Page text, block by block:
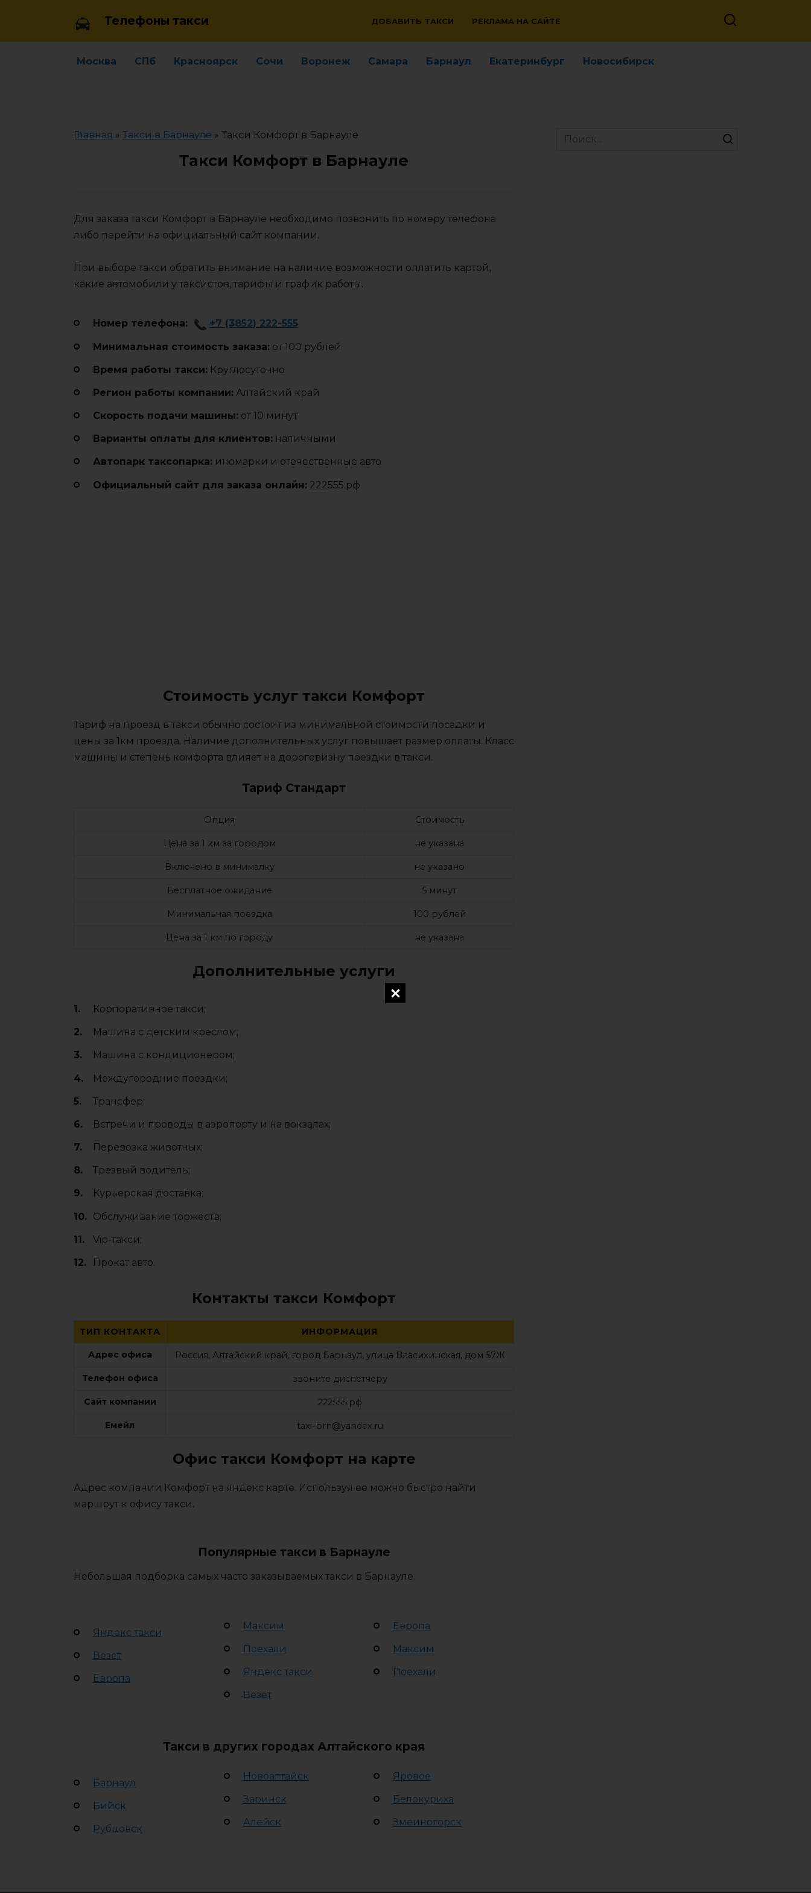
Телефоны такси ДОБАВИТЬ ТАКСИ РЕКЛАМА НА САЙТЕ
Москва СПб Красноярск Сочи Воронеж Самара Барнаул Екатеринбург Новосибирск
Главная » Такси в Барнауле » Такси Комфорт в Барнауле
Такси Комфорт в Барнауле
Для заказа такси Комфорт в Барнауле необходимо позвонить по номеру телефона
либо перейти на официальный сайт компании.
При выборе такси обратить внимание на наличие возможности оплатить картой,
какие автомобили у таксистов, тарифы и график работы.
Номер телефона: +7 (3852) 222-555
Минимальная стоимость заказа: от 100 рублей
Время работы такси: Круглосуточно
Регион работы компании: Алтайский край
Cкорость подачи машины: от 10 минут
Варианты оплаты для клиентов: наличными
Автопарк таксопарка: иномарки и отечественные авто
Официальный сайт для заказа онлайн: 222555.рф
Стоимость услуг такси Комфорт
Тариф на проезд в такси обычно состоит из минимальной стоимости посадки и
цены за 1км проезда. Наличие дополнительных услуг повышает размер оплаты. Класс
машины и степень комфорта влияет на дороговизну поездки в такси.
Тариф Стандарт
Опция Стоимость
Цена за 1 км за городом не указана
Включено в минималку не указано
Бесплатное ожидание 5 минут
Минимальная поездка 100 рублей
Цена за 1 км по городу не указана
Дополнительные услуги
Корпоративное такси;
Машина с детским креслом;
Машина с кондиционером;
Междугородние поездки;
Трансфер;
Встречи и проводы в аэропорту и на вокзалах;
Перевозка животных;
Трезвый водитель;
Курьерская доставка;
Обслуживание торжеств;
Vip-такси;
Прокат авто.
Контакты такси Комфорт
ТИП КОНТАКТА ИНФОРМАЦИЯ
Адрес офиса Россия, Алтайский край, город Барнаул, улица Власихинская, дом 57Ж
Телефон офиса звоните диспетчеру
Сайт компании 222555.рф
Емейл taxi-brn@yandex.ru
Офис такси Комфорт на карте
Адрес компании Комфорт на яндекс карте. Используя ее можно быстро найти
маршрут к офису такси.
Популярные такси в Барнауле
Небольшая подборка самых часто заказываемых такси в Барнауле.
Яндекс такси
Везет
Европа
Максим
Поехали
Яндекс такси
Везет
Европа
Максим
Поехали
Такси в других городах Алтайского края
Барнаул
Бийск
Рубцовск
Новоалтайск
Заринск
Алейск
Яровое
Белокуриха
Змеиногорск
Search